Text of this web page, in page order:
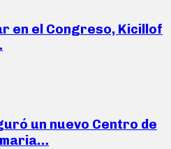
en el Congreso, Kicillof
un nuevo Centro de